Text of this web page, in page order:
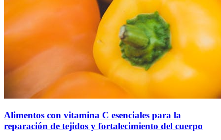
Alimentos con vitamina C esenciales para la
reparación de tejidos y fortalecimiento del cuerpo